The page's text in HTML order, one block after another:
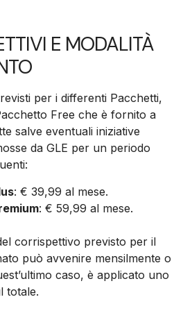
E MODALITÀ
per i differenti Pacchetti,
Free che è fornito a
salve eventuali iniziative
da GLE per un periodo
: € 39,99 al mese.
: € 59,99 al mese.
corrispettivo previsto per il
può avvenire mensilmente o
caso, è applicato uno
totale.